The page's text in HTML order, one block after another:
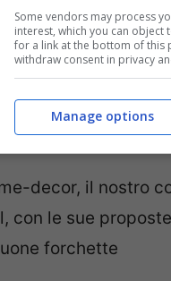
decor, il nostro
le sue
forchette
Some vendors may process
interest, which you can
for a link at the bottom of this
withdraw consent in privacy
Manage options